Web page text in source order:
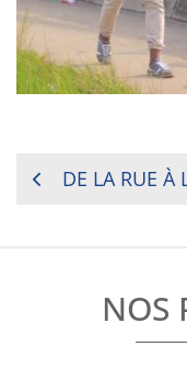
DE LA RUE À
NOS